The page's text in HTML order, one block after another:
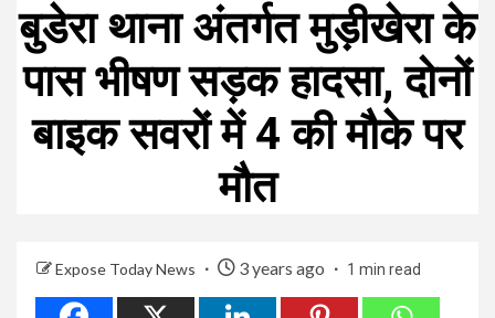
बुडेरा थाना अंतर्गत मुड़ीखेरा के
पास भीषण सड़क हादसा, दोनों
बाइक सवरों में 4 की मौके पर
मौत
Expose Today News 3 years ago 1 min read